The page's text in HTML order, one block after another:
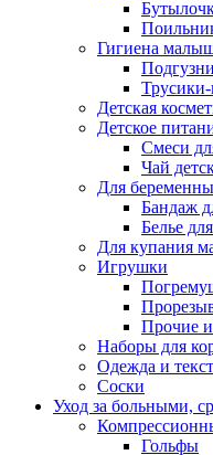
Гигиена
Трусики-
Детская
Детское
Смеси
Чай
Для
Бандаж
Белье
Для купания
Игрушки
Прочие
Наборы для
Одежда и
Соски
Уход за больными,
Гольфы